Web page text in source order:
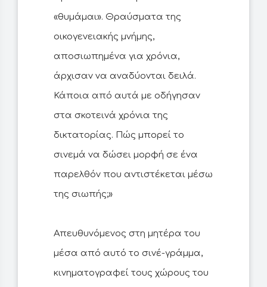
«θυμάμαι». Θραύσματα της
οικογενειακής μνήμης,
αποσιωπημένα για χρόνια,
άρχισαν να αναδύονται δειλά.
Κάποια από αυτά με οδήγησαν
στα σκοτεινά χρόνια της
δικτατορίας. Πώς μπορεί το
σινεμά να δώσει μορφή σε ένα
παρελθόν που αντιστέκεται μέσω
της σιωπής;»
Απευθυνόμενος στη μητέρα του
μέσα από αυτό το σινέ-γράμμα,
κινηματογραφεί τους χώρους του